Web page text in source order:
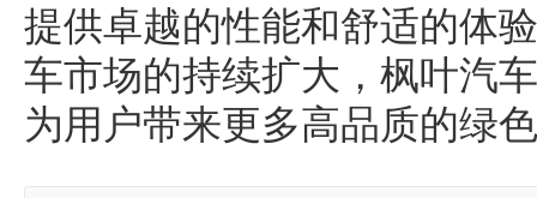
提供卓越的性能和舒适的体
车市场的持续扩大，枫叶汽
为用户带来更多高品质的绿